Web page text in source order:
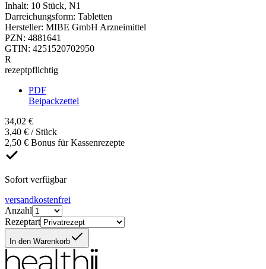
Inhalt: 10 Stück, N1
Darreichungsform: Tabletten
Hersteller: MIBE GmbH Arzneimittel
PZN: 4881641
GTIN: 4251520702950
R
rezeptpflichtig
PDF
Beipackzettel
34,02 €
3,40 € / Stück
2,50 € Bonus für Kassenrezepte
Sofort verfügbar
versandkostenfrei
Anzahl
Rezeptart
In den Warenkorb